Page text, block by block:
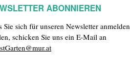
ABONNIEREN
Sie sich für unseren Newsletter anmelden
schicken Sie uns ein E-Mail an